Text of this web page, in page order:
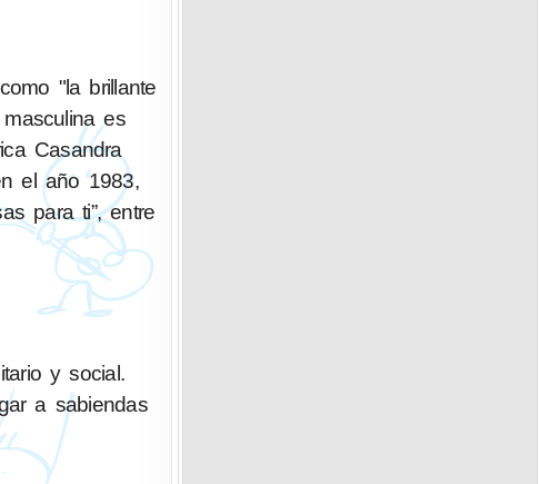
"la brillante
es
Casandra
el año 1983,
para ti”, entre
y social.
a sabiendas